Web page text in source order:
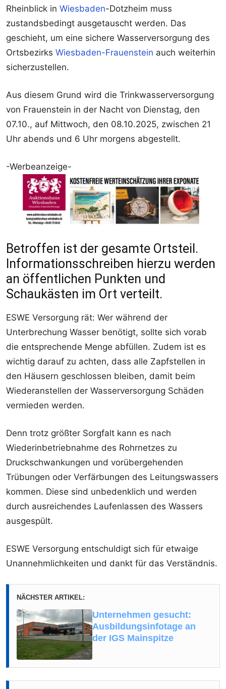
Rheinblick in Wiesbaden-Dotzheim muss
zustandsbedingt ausgetauscht werden. Das
geschieht, um eine sichere Wasserversorgung des
Ortsbezirks Wiesbaden-Frauenstein auch weiterhin
sicherzustellen.
Aus diesem Grund wird die Trinkwasserversorgung
von Frauenstein in der Nacht von Dienstag, den
07.10., auf Mittwoch, den 08.10.2025, zwischen 21
Uhr abends und 6 Uhr morgens abgestellt.
-Werbeanzeige-
Betroffen ist der gesamte Ortsteil.
Informationsschreiben hierzu werden
an öffentlichen Punkten und
Schaukästen im Ort verteilt.
ESWE Versorgung rät: Wer während der
Unterbrechung Wasser benötigt, sollte sich vorab
die entsprechende Menge abfüllen. Zudem ist es
wichtig darauf zu achten, dass alle Zapfstellen in
den Häusern geschlossen bleiben, damit beim
Wiederanstellen der Wasserversorgung Schäden
vermieden werden.
Denn trotz größter Sorgfalt kann es nach
Wiederinbetriebnahme des Rohrnetzes zu
Druckschwankungen und vorübergehenden
Trübungen oder Verfärbungen des Leitungswassers
kommen. Diese sind unbedenklich und werden
durch ausreichendes Laufenlassen des Wassers
ausgespült.
ESWE Versorgung entschuldigt sich für etwaige
Unannehmlichkeiten und dankt für das Verständnis.
NÄCHSTER ARTIKEL:
Unternehmen gesucht:
Ausbildungsinfotage an
der IGS Mainspitze